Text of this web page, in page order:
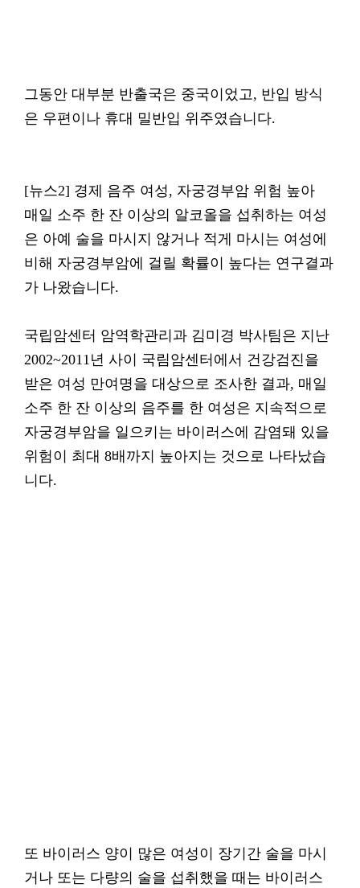
그동안 대부분 반출국은 중국이었고, 반입 방식
은 우편이나 휴대 밀반입 위주였습니다.
[뉴스2] 경제 음주 여성, 자궁경부암 위험 높아
매일 소주 한 잔 이상의 알코올을 섭취하는 여성
은 아예 술을 마시지 않거나 적게 마시는 여성에
비해 자궁경부암에 걸릴 확률이 높다는 연구결과
가 나왔습니다.
국립암센터 암역학관리과 김미경 박사팀은 지난
2002~2011년 사이 국림암센터에서 건강검진을
받은 여성 만여명을 대상으로 조사한 결과, 매일
소주 한 잔 이상의 음주를 한 여성은 지속적으로
자궁경부암을 일으키는 바이러스에 감염돼 있을
위험이 최대 8배까지 높아지는 것으로 나타났습
니다.
또 바이러스 양이 많은 여성이 장기간 술을 마시
거나 또는 다량의 술을 섭취했을 때는 바이러스